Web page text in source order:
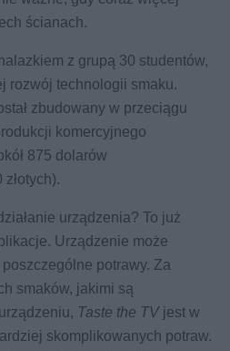
ścianach.
z grupą 30 studentów,
rozwój technologii smaku.
zbudowany w przeciągu
komercyjnego
875 dolarów
urządzenia? To już
Urządzenie może
potrawy. Za
smaków, jakimi są
Taste the TVjest w
skomplikowanych potraw.